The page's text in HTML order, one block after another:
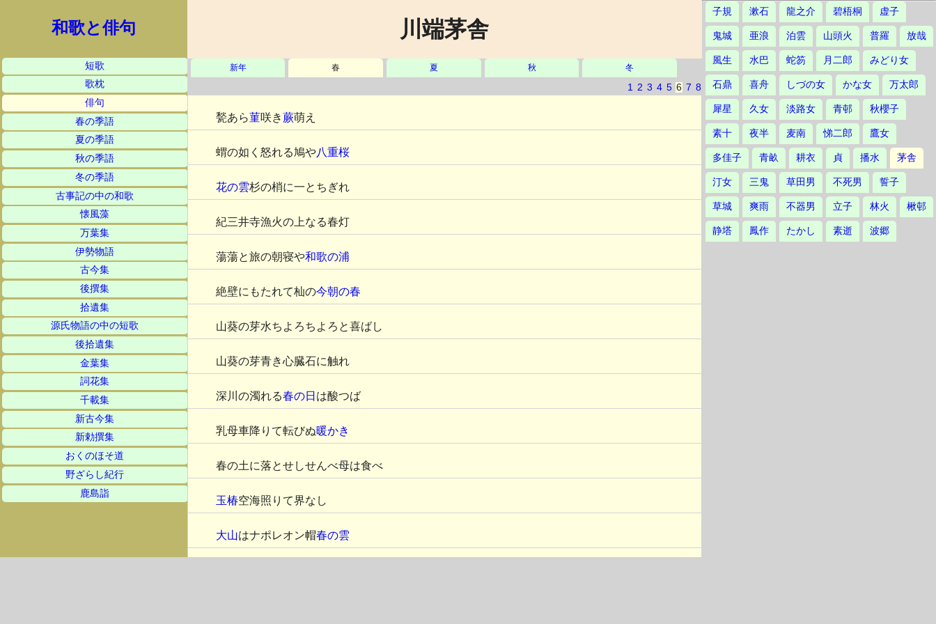
和歌と俳句
短歌
歌枕
俳句
春の季語
夏の季語
秋の季語
冬の季語
古事記の中の和歌
懐風藻
万葉集
伊勢物語
古今集
後撰集
拾遺集
源氏物語の中の短歌
後拾遺集
金葉集
詞花集
千載集
新古今集
新勅撰集
おくのほそ道
野ざらし紀行
鹿島詣
川端茅舎
新年 春 夏 秋 冬
1 2 3 4 5 6 7 8
甃あら菫咲き蕨萌え
蝟の如く怒れる鳩や八重桜
花の雲杉の梢に一とちぎれ
紀三井寺漁火の上なる春灯
蕩蕩と旅の朝寝や和歌の浦
絶壁にもたれて杣の今朝の春
山葵の芽水ちよろちよろと喜ばし
山葵の芽青き心臓石に触れ
深川の濁れる春の日 は酸つば
乳母車降りて転びぬ暖かき
春の土に落とせしせんべ母は食べ
玉椿空海照りて界なし
大山はナポレオン帽春の雲
子規 漱石 龍之介 碧梧桐 虚子
鬼城 亜浪 泊雲 山頭火 普羅 放哉
風生 水巴 蛇笏 月二郎 みどり女
石鼎 喜舟 しづの女 かな女 万太郎
犀星 久女 淡路女 青邨 秋櫻子
素十 夜半 麦南 悌二郎 鷹女
多佳子 青畝 耕衣 貞 播水 茅舎
汀女 三鬼 草田男 不死男 誓子
草城 爽雨 不器男 立子 林火 楸邨
静塔 鳳作 たかし 素逝 波郷